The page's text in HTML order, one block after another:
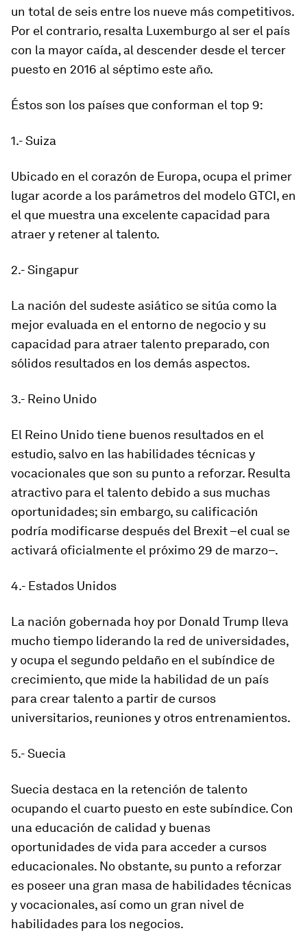
un total de seis entre los nueve más competitivos.
Por el contrario, resalta Luxemburgo al ser el país
con la mayor caída, al descender desde el tercer
puesto en 2016 al séptimo este año.
Éstos son los países que conforman el top 9:
1.- Suiza
Ubicado en el corazón de Europa, ocupa el primer
lugar acorde a los parámetros del modelo GTCI, en
el que muestra una excelente capacidad para
atraer y retener al talento.
2.- Singapur
La nación del sudeste asiático se sitúa como la
mejor evaluada en el entorno de negocio y su
capacidad para atraer talento preparado, con
sólidos resultados en los demás aspectos.
3.- Reino Unido
El Reino Unido tiene buenos resultados en el
estudio, salvo en las habilidades técnicas y
vocacionales que son su punto a reforzar. Resulta
atractivo para el talento debido a sus muchas
oportunidades; sin embargo, su calificación
podría modificarse después del Brexit –el cual se
activará oficialmente el próximo 29 de marzo–.
4.- Estados Unidos
La nación gobernada hoy por Donald Trump lleva
mucho tiempo liderando la red de universidades,
y ocupa el segundo peldaño en el subíndice de
crecimiento, que mide la habilidad de un país
para crear talento a partir de cursos
universitarios, reuniones y otros entrenamientos.
5.- Suecia
Suecia destaca en la retención de talento
ocupando el cuarto puesto en este subíndice. Con
una educación de calidad y buenas
oportunidades de vida para acceder a cursos
educacionales. No obstante, su punto a reforzar
es poseer una gran masa de habilidades técnicas
y vocacionales, así como un gran nivel de
habilidades para los negocios.